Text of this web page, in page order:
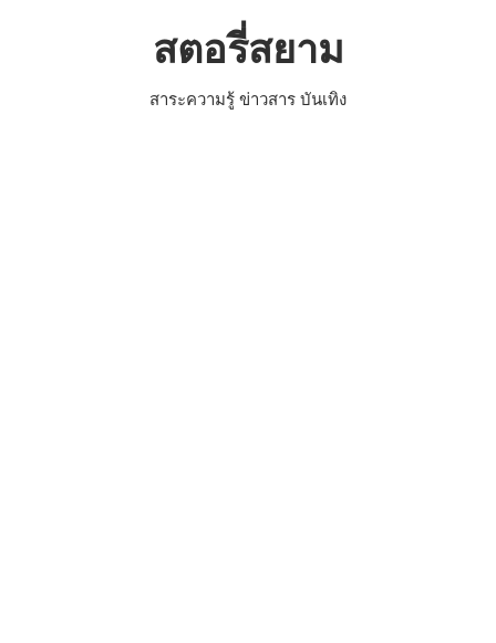
สตอรี่สยาม
สาระความรู้ ข่าวสาร บันเทิง